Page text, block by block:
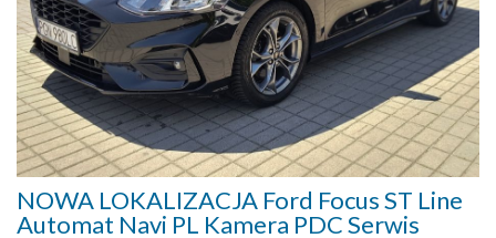
NOWA LOKALIZACJA Ford Focus ST Line
Automat Navi PL Kamera PDC Serwis